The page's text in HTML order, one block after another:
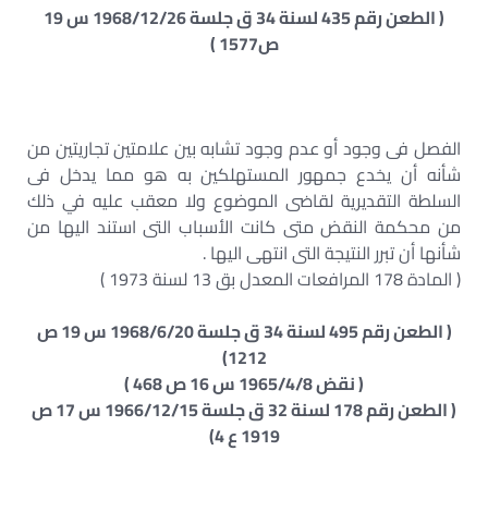
( الطعن رقم 435 لسنة 34 ق جلسة 1968/12/26 س 19
ص1577 )
الفصل فى وجود أو عدم وجود تشابه بين علامتين تجاريتين من
شأنه أن يخدع جمهور المستهلكين به هو مما يدخل فى
السلطة التقديرية لقاضى الموضوع ولا معقب عليه في ذلك
من محكمة النقض متى كانت الأسباب التى استند اليها من
شأنها أن تبرر النتيجة التى انتهى اليها .
( المادة 178 المرافعات المعدل بق 13 لسنة 1973 )
( الطعن رقم 495 لسنة 34 ق جلسة 1968/6/20 س 19 ص
1212)
( نقض 1965/4/8 س 16 ص 468 )
( الطعن رقم 178 لسنة 32 ق جلسة 1966/12/15 س 17 ص
1919 ع 4)